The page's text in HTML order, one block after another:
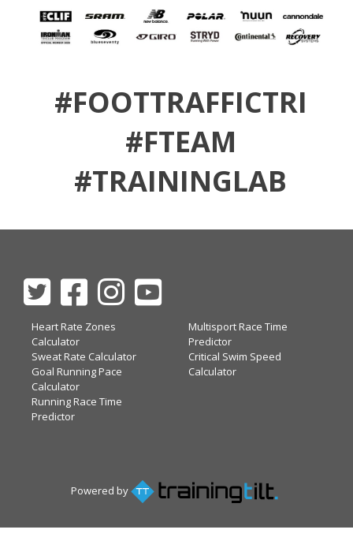
#FOOTTRAFFICTRI
#FTEAM
#TRAININGLAB
Heart Rate Zones
Calculator
Sweat Rate Calculator
Goal Running Pace
Calculator
Running Race Time
Predictor
Multisport Race Time
Predictor
Critical Swim Speed
Calculator
Powered by